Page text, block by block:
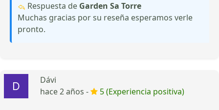
Respuesta de Garden Sa Torre
Muchas gracias por su reseña esperamos verle
pronto.
Dávi
hace 2 años -
5 (Experiencia positiva)